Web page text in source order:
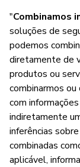
"Combinamos
soluções de
podemos
diretamente de
produtos ou
combinarmos
com
indiretamente
inferências
combinadas
aplicável,